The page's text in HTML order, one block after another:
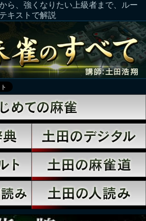
ら、強くなりたい上級者まで、ルー
キストで解説